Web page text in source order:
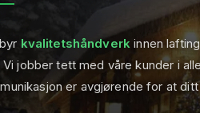
kvalitetshåndverk innen
Vi jobber tett med våre kunder i
er avgjørende for at